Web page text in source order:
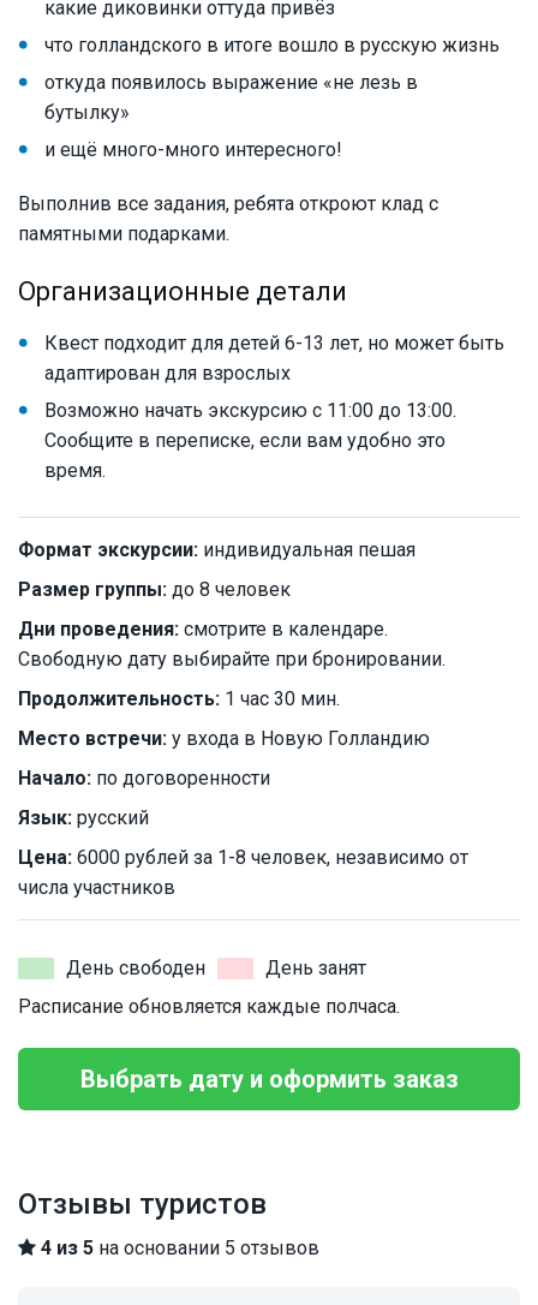
какие диковинки оттуда привёз
что голландского в итоге вошло в русскую жизнь
откуда появилось выражение «не лезь в
бутылку»
и ещё много-много интересного!
Выполнив все задания, ребята откроют клад с
памятными подарками.
Организационные детали
Квест подходит для детей 6-13 лет, но может быть
адаптирован для взрослых
Возможно начать экскурсию с 11:00 до 13:00.
Сообщите в переписке, если вам удобно это
время.
Формат экскурсии: индивидуальная пешая
Размер группы: до 8 человек
Дни проведения: смотрите в календаре.
Свободную дату выбирайте при бронировании.
Продолжительность: 1 час 30 мин.
Место встречи: у входа в Новую Голландию
Начало: по договоренности
Язык: русский
Цена: 6000 рублей за 1-8 человек, независимо от
числа участников
День свободен
День занят
Расписание обновляется каждые полчаса.
Выбрать дату и оформить заказ
Отзывы туристов
4 из 5 на основании 5 отзывов